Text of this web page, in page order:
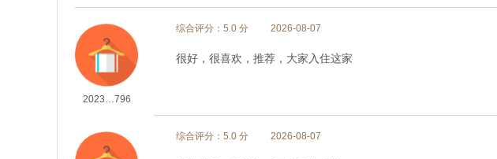
2023…796
综合评分：5.0 分 2026-08-07
很好，很喜欢，推荐，大家入住这家
综合评分：5.0 分 2026-08-07